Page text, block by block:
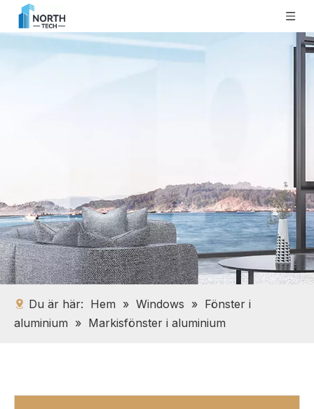
Du är här: Hem » Windows » Fönster i
aluminium » Markisfönster i aluminium